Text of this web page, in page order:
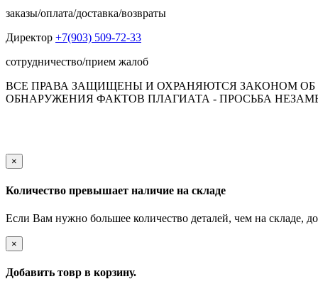
заказы/оплата/доставка/возвраты
Директор +7(903) 509-72-33
сотрудничество/прием жалоб
ВСЕ ПРАВА ЗАЩИЩЕНЫ И ОХРАНЯЮТСЯ ЗАКОНОМ ОБ
ОБНАРУЖЕНИЯ ФАКТОВ ПЛАГИАТА - ПРОСЬБА
×
Количество превышает наличие на складе
Если Вам нужно большее количество деталей, чем на складе,
×
Добавить товр в корзину.